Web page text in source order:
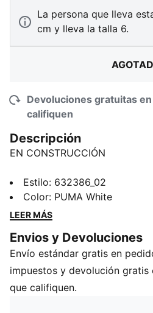
La persona que lleva
cm y lleva la talla 6.
Devoluciones gratuitas
califiquen
Descripción
EN CONSTRUCCIÓN
Estilo: 632386_02
Color: PUMA White
LEER MÁS
Envios y Devoluciones
Envío estándar gratis en
impuestos y devolución
que califiquen.